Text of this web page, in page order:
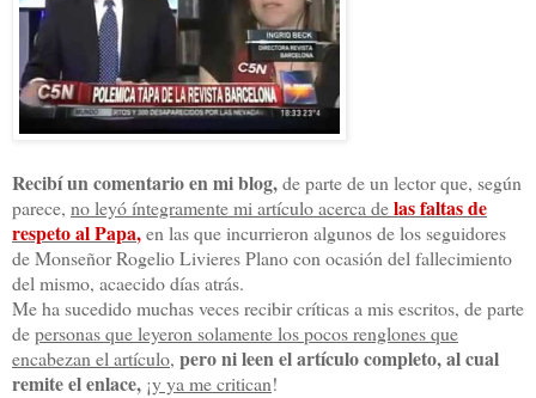
Recibí un comentario en mi blog,de parte de un lector que, según
parece, no leyó íntegramente mi artículo acerca delas faltas de
respeto al Papa,en las que incurrieron algunos de los seguidores
de Monseñor Rogelio Livieres Plano con ocasión del fallecimiento
del mismo, acaecido días atrás.
Me ha sucedido muchas veces recibir críticas a mis escritos, de parte
depersonas que leyeron solamente los pocos renglones que
encabezan el artículo, pero ni leen el artículo completo, al cual
remite el enlace, ¡y ya me critican!